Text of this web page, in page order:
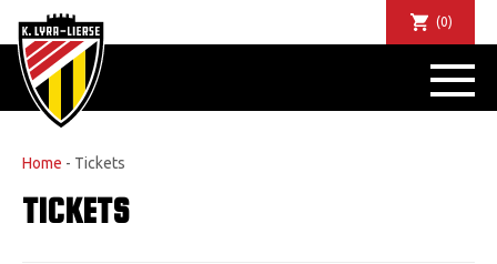
(0)
Home - Tickets
TICKETS
DE